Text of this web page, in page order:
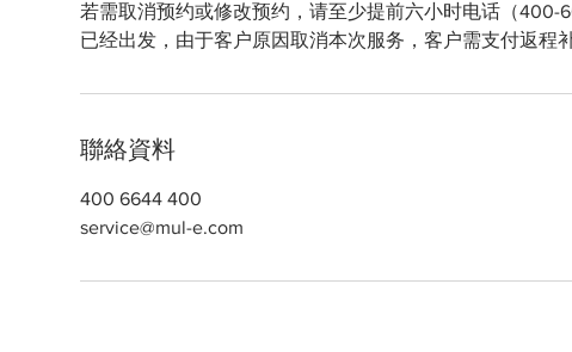
若需取消预约或修改预约，请至少提前六小时电话（400-
已经出发，由于客户原因取消本次服务，客户需支付返程
聯絡資料
400 6644 400
service@mul-e.com